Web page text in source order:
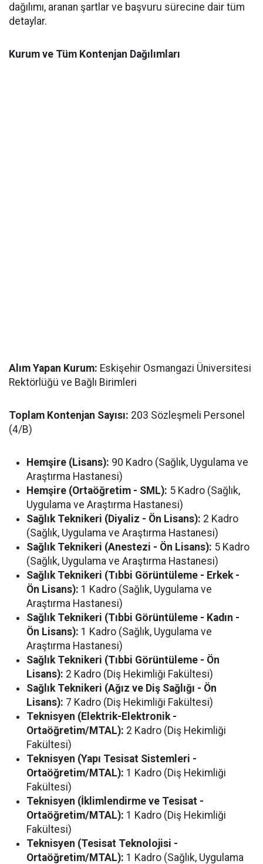
dağılımı, aranan şartlar ve başvuru sürecine dair tüm
detaylar.
Kurum ve Tüm Kontenjan Dağılımları
Alım Yapan Kurum: Eskişehir Osmangazi Üniversitesi
Rektörlüğü ve Bağlı Birimleri
Toplam Kontenjan Sayısı: 203 Sözleşmeli Personel
(4/B)
Hemşire (Lisans): 90 Kadro (Sağlık, Uygulama ve
Araştırma Hastanesi)
Hemşire (Ortaöğretim - SML): 5 Kadro (Sağlık,
Uygulama ve Araştırma Hastanesi)
Sağlık Teknikeri (Diyaliz - Ön Lisans): 2 Kadro
(Sağlık, Uygulama ve Araştırma Hastanesi)
Sağlık Teknikeri (Anestezi - Ön Lisans): 5 Kadro
(Sağlık, Uygulama ve Araştırma Hastanesi)
Sağlık Teknikeri (Tıbbi Görüntüleme - Erkek -
Ön Lisans): 1 Kadro (Sağlık, Uygulama ve
Araştırma Hastanesi)
Sağlık Teknikeri (Tıbbi Görüntüleme - Kadın -
Ön Lisans): 1 Kadro (Sağlık, Uygulama ve
Araştırma Hastanesi)
Sağlık Teknikeri (Tıbbi Görüntüleme - Ön
Lisans): 2 Kadro (Diş Hekimliği Fakültesi)
Sağlık Teknikeri (Ağız ve Diş Sağlığı - Ön
Lisans): 7 Kadro (Diş Hekimliği Fakültesi)
Teknisyen (Elektrik-Elektronik -
Ortaöğretim/MTAL): 2 Kadro (Diş Hekimliği
Fakültesi)
Teknisyen (Yapı Tesisat Sistemleri -
Ortaöğretim/MTAL): 1 Kadro (Diş Hekimliği
Fakültesi)
Teknisyen (İklimlendirme ve Tesisat -
Ortaöğretim/MTAL): 1 Kadro (Diş Hekimliği
Fakültesi)
Teknisyen (Tesisat Teknolojisi -
Ortaöğretim/MTAL): 1 Kadro (Sağlık, Uygulama